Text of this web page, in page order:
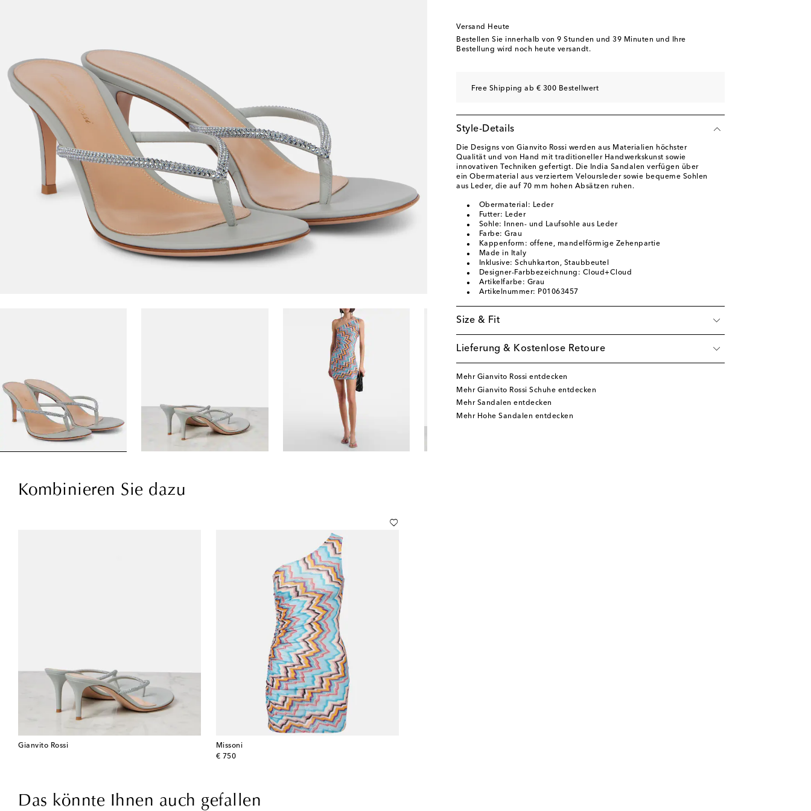
EU 42 Auf die Wunschliste
Versand Heute
Bestellen Sie innerhalb von 9 Stunden und 39 Minuten und Ihre
Bestellung wird noch heute versandt.
Free Shipping ab € 300 Bestellwert
Style-Details
Die Designs von Gianvito Rossi werden aus Materialien höchster
Qualität und von Hand mit traditioneller Handwerkskunst sowie
innovativen Techniken gefertigt. Die India Sandalen verfügen über
ein Obermaterial aus verziertem Veloursleder sowie bequeme Sohlen
aus Leder, die auf 70 mm hohen Absätzen ruhen.
Obermaterial: Leder
Futter: Leder
Sohle: Innen- und Laufsohle aus Leder
Farbe: Grau
Kappenform: offene, mandelförmige Zehenpartie
Made in Italy
Inklusive: Schuhkarton, Staubbeutel
Designer-Farbbezeichnung: Cloud+Cloud
Artikelfarbe: Grau
Artikelnummer: P01063457
Size & Fit
Lieferung & Kostenlose Retoure
Mehr Gianvito Rossi entdecken
Mehr Gianvito Rossi Schuhe entdecken
Mehr Sandalen entdecken
Mehr Hohe Sandalen entdecken
Kombinieren Sie dazu
Gianvito Rossi
Missoni
€ 750
original price
Das könnte Ihnen auch gefallen